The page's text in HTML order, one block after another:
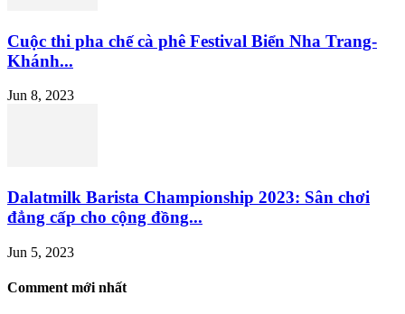
Cuộc thi pha chế cà phê Festival Biển Nha Trang-
Khánh...
Jun 8, 2023
Dalatmilk Barista Championship 2023: Sân chơi
đẳng cấp cho cộng đồng...
Jun 5, 2023
Comment mới nhất